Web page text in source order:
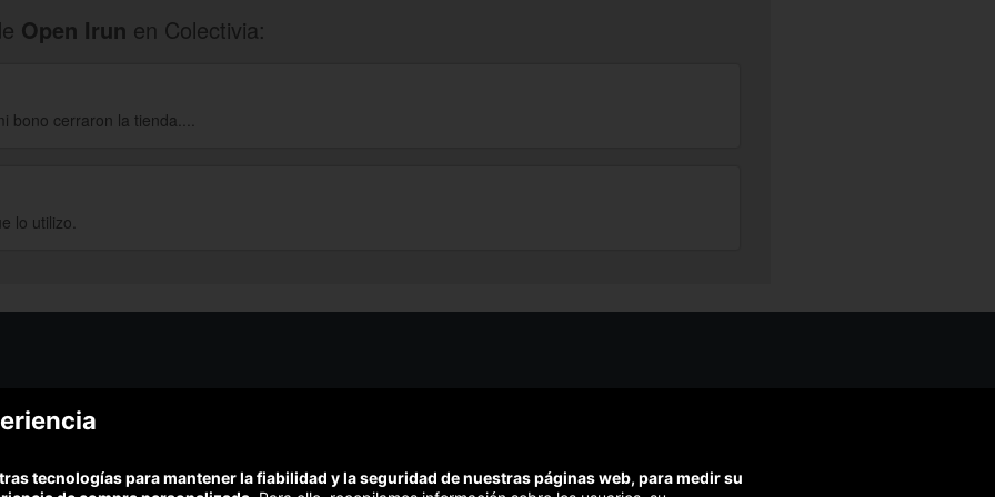
Open Irun en Colectivia:
bono cerraron la tienda....
lo utilizo.
¿Cómo funciona Colectivia?
Trabaja con nosotros
(Te respondemos en menos de 48h)
tecnologías para mantener la fiabilidad y la seguridad de nuestras páginas web, para medir su